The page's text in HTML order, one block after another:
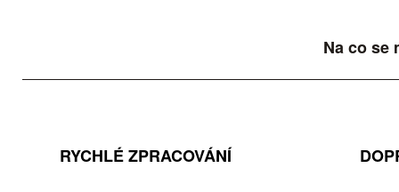
Na co se
RYCHLÉ ZPRACOVÁNÍ